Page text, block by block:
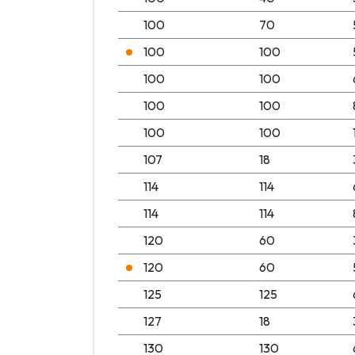
100
70
100
100
100
100
100
100
100
100
107
18
114
114
114
114
120
60
120
60
125
125
127
18
130
130